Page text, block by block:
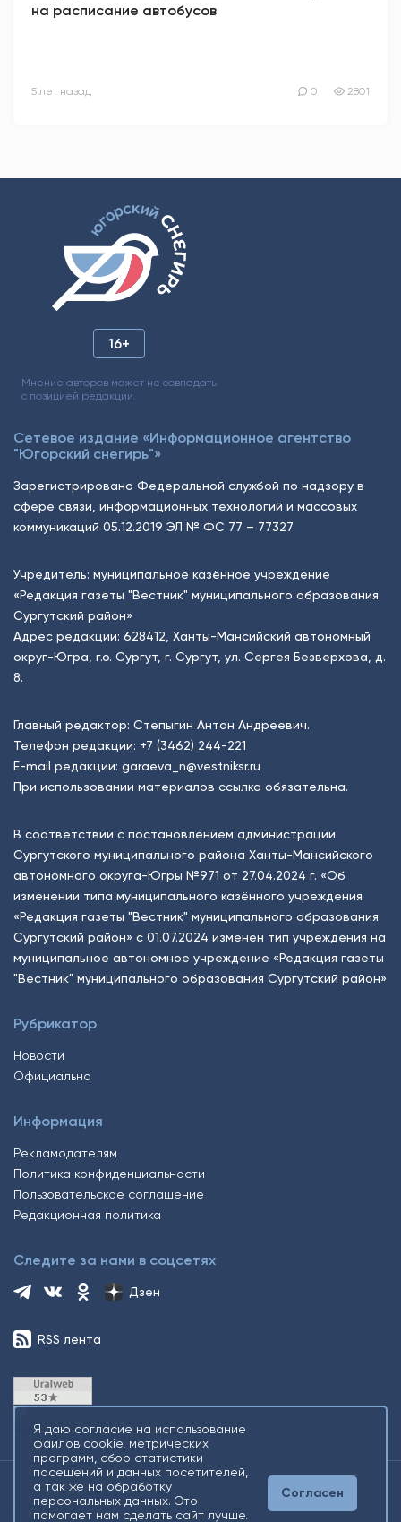
на расписание автобусов
5 лет назад 0 2801
16+
Мнение авторов может не совпадать
с позицией редакции.
Сетевое издание «Информационное агентство
"Югорский снегирь"»
Зарегистрировано Федеральной службой по надзору в
сфере связи, информационных технологий и массовых
коммуникаций 05.12.2019 ЭЛ № ФС 77 – 77327
Учредитель: муниципальное казённое учреждение
«Редакция газеты "Вестник" муниципального образования
Сургутский район»
Адрес редакции: 628412, Ханты-Мансийский автономный
округ-Югра, г.о. Сургут, г. Сургут, ул. Сергея Безверхова, д.
8.
Главный редактор: Степыгин Антон Андреевич.
Телефон редакции: +7 (3462) 244-221
E-mail редакции: garaeva_n@vestniksr.ru
При использовании материалов ссылка обязательна.
В соответствии с постановлением администрации
Сургутского муниципального района Ханты-Мансийского
автономного округа-Югры №971 от 27.04.2024 г. «Об
изменении типа муниципального казённого учреждения
«Редакция газеты "Вестник" муниципального образования
Сургутский район» с 01.07.2024 изменен тип учреждения на
муниципальное автономное учреждение «Редакция газеты
"Вестник" муниципального образования Сургутский район»
Рубрикатор
Новости
Официально
Информация
Рекламодателям
Политика конфиденциальности
Пользовательское соглашение
Редакционная политика
Следите за нами в соцсетях
Дзен
RSS лента
2026 © Все права защищены. Сетевое издание Информационное
агентство «Югорский снегирь» +16
Я даю согласие на использование
файлов cookie, метрических
программ, сбор статистики
посещений и данных посетителей,
а так же на обработку
персональных данных. Это
помогает нам сделать сайт лучше.
Согласен